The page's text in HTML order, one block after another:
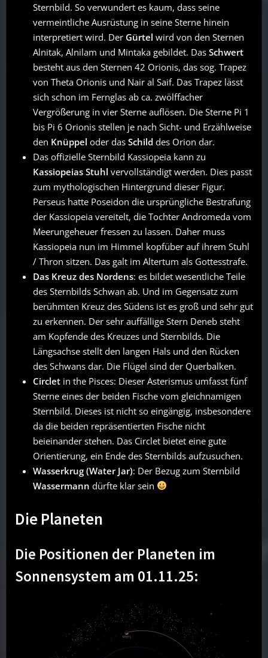
Sternbild. So verwundert es kaum, dass seine
vermeintliche Ausrüstung in seine Sterne hinein
interpretiert wird. Der Gürtel wird von den Sternen
Alnitak, Alnilam und Mintaka gebildet. Das Schwert
besteht aus den Sternen 42 Orionis, das sog. Trapez
von Theta Orionis und Nair al Saif. Das Trapez lässt
sich schon im Fernglas ab ca. zwölffacher
Vergrößerung in vier Sterne auflösen. Die Sterne Pi 1
bis Pi 6 Orionis stellen je nach Sicht- und Erzählweise
den Knüppel oder das Schild des Orion dar.
Das offizielle Sternbild Kassiopeia kann zu
Kassiopeias Stuhl vervollständigt werden. Dies passt
zum mythologischen Hintergrund dieser Figur.
Perseus hatte Poseidon die ursprüngliche Bestrafung
der Kassiopeia vereitelt, die Tochter Andromeda vom
Meerungeheuer fressen zu lassen. Daher muss
Kassiopeia nun im Himmel kopfüber auf ihrem Stuhl
/ Thron sitzen. Das galt im Altertum als Gottesstrafe.
Das Kreuz des Nordens: es bildet wesentliche Teile
des Sternbilds Schwan ab. Und im Gegensatz zum
berühmten Kreuz des Südens ist es groß und sehr gut
zu erkennen. Der sehr auffällige Stern Deneb steht
am Kopfende des Kreuzes und Sternbilds. Die
Längsachse stellt den langen Hals und den Rücken
des Schwans dar. Die Flügel sind der Querbalken.
Circlet in the Pisces: Dieser Asterismus umfasst fünf
Sterne eines der beiden Fische vom gleichnamigen
Sternbild. Dieses ist nicht so eingängig, insbesondere
da die beiden repräsentierten Fische nicht
beieinander stehen. Das Circlet bietet eine gute
Orientierung, ein Ende des Sternbilds aufzusuchen.
Wasserkrug (Water Jar): Der Bezug zum Sternbild
Wassermann dürfte klar sein
Die Planeten
Die Positionen der Planeten im
Sonnensystem am 01.11.25: